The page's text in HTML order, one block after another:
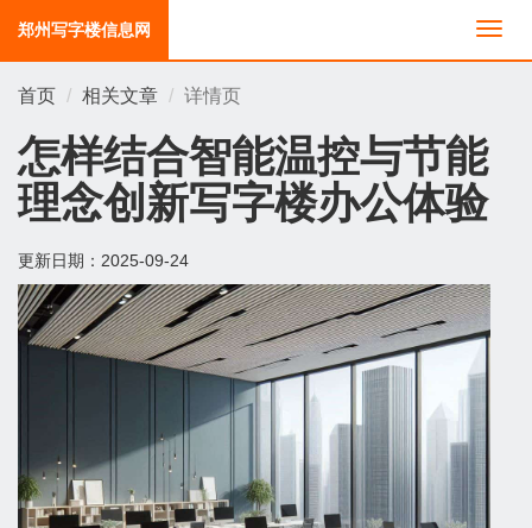
切
换
郑州写字楼信息网
首页 相关文章 详情页
怎样结合智能温控与节能
理念创新写字楼办公体验
更新日期： 2025-09-24